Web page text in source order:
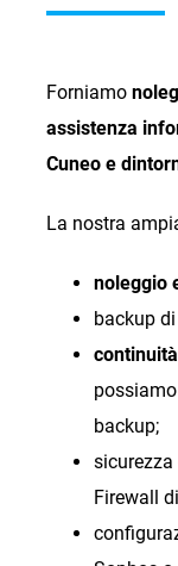
Forniamo
assistenza
Cuneo e
La nostra
noleggio
backup
backup;
Firewall